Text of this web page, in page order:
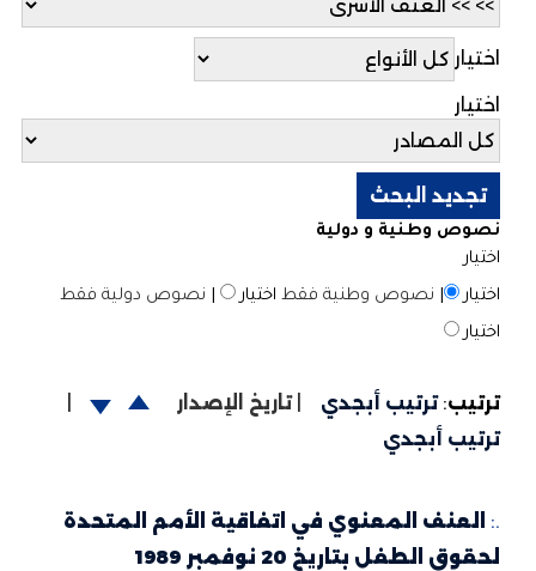
اختيار
اختيار
نصوص وطنية و دولية
اختيار
اختيار
| نصوص وطنية فقط اختيار | نصوص دولية فقط
اختيار
ترتيب: ترتيب أبجدي | تاريخ الإصدار
|
ترتيب أبجدي
العنف المعنوي في اتفاقية الأمم المتحدة
لحقوق الطفل بتاريخ 20 نوفمبر 1989